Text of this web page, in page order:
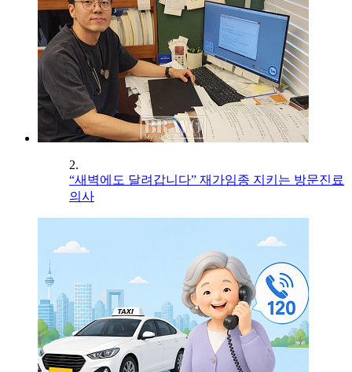
2.
“새벽에도 달려갑니다” 재가임종 지키는 방문진료
의사